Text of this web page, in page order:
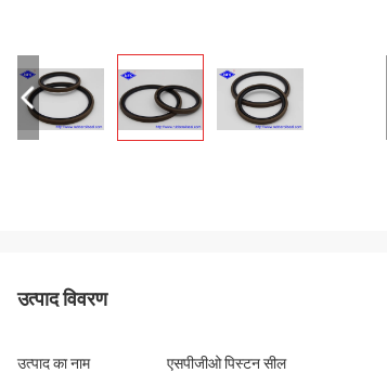
उत्पाद विवरण
उत्पाद का नाम एसपीजीओ पिस्टन सील